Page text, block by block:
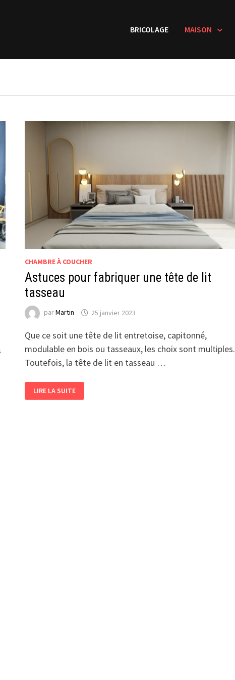
BRICOLAGE MAISON
CHAMBRE À COUCHER
Astuces pour fabriquer une tête de lit
tasseau
parMartin 25 janvier 2023
Que ce soit une tête de lit entretoise, capitonné,
modulable en bois ou tasseaux, les choix sont multiples.
Toutefois, la tête de lit en tasseau …
POUR
FABRIQUER
LIRE LA SUITE